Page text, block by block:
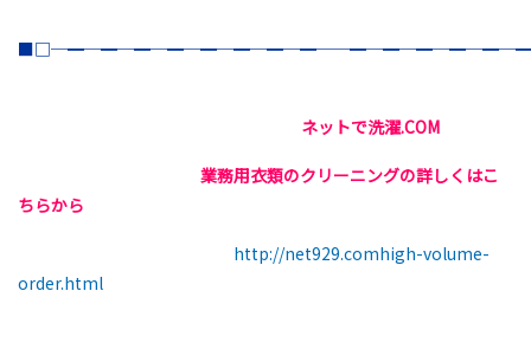
ネットで洗濯.COM
業務用衣類のクリーニングの詳しくはこ
ちらから
http://net929.comhigh-volume-
order.html